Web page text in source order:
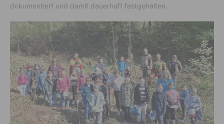
dokumentiert und damit dauerhaft festgehalten.